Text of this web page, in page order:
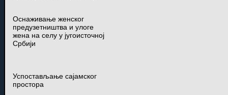
Оснаживање женског
предузетништва и улоге
жена на селу у југоисточној
Србији
Успостављање сајамског
простора